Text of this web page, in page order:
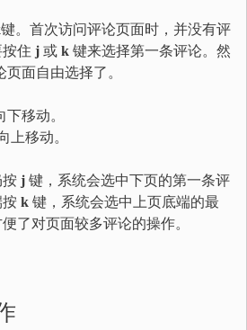
键。首次访问评论页面时，并没有评
住 j 或 k 键来选择第一条评论。然
面自由选择了。
移动。
上移动。
按 j 键，系统会选中下页的第一条评
按 k 键，系统会选中上页底端的最
了对页面较多评论的操作。